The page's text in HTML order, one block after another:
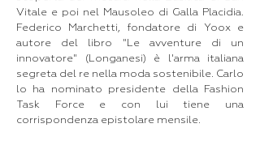
Vitale e poi nel Mausoleo di Galla Placidia.
Federico Marchetti, fondatore di Yoox e
autore del libro "Le avventure di un
innovatore" (Longanesi) è l'arma italiana
segreta del re nella moda sostenibile. Carlo
lo ha nominato presidente della Fashion
Task Force e con lui tiene una
corrispondenza epistolare mensile.